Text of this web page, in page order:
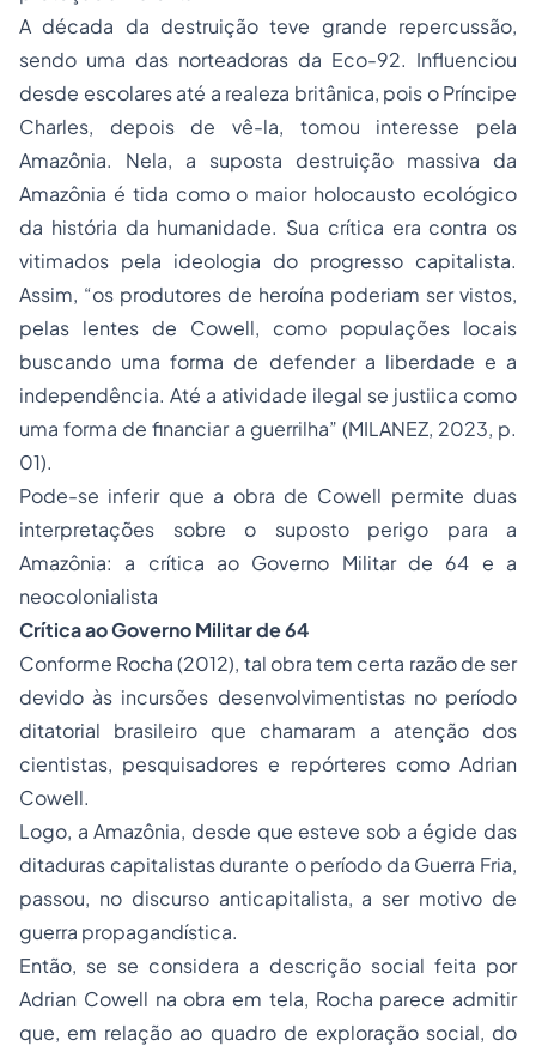
A década da destruição teve grande repercussão,
sendo uma das norteadoras da Eco-92. Influenciou
desde escolares até a realeza britânica, pois o Príncipe
Charles, depois de vê-la, tomou interesse pela
Amazônia. Nela, a suposta destruição massiva da
Amazônia é tida como o maior holocausto ecológico
da história da humanidade. Sua crítica era contra os
vitimados pela ideologia do progresso capitalista.
Assim, “os produtores de heroína poderiam ser vistos,
pelas lentes de Cowell, como populações locais
buscando uma forma de defender a liberdade e a
independência. Até a atividade ilegal se justiica como
uma forma de financiar a guerrilha” (MILANEZ, 2023, p.
01).
Pode-se inferir que a obra de Cowell permite duas
interpretações sobre o suposto perigo para a
Amazônia: a crítica ao Governo Militar de 64 e a
neocolonialista
Crítica ao Governo Militar de 64
Conforme Rocha (2012), tal obra tem certa razão de ser
devido às incursões desenvolvimentistas no período
ditatorial brasileiro que chamaram a atenção dos
cientistas, pesquisadores e repórteres como Adrian
Cowell.
Logo, a Amazônia, desde que esteve sob a égide das
ditaduras capitalistas durante o período da Guerra Fria,
passou, no discurso anticapitalista, a ser motivo de
guerra propagandística.
Então, se se considera a descrição social feita por
Adrian Cowell na obra em tela, Rocha parece admitir
que, em relação ao quadro de exploração social, do